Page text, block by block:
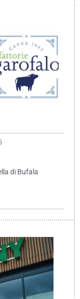
di Bufala